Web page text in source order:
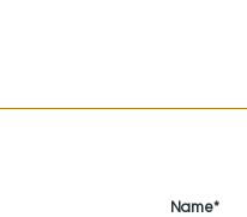
Name*